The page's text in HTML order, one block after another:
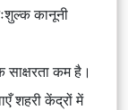
कानूनी
साक्षरता कम है।
शहरी केंद्रों में